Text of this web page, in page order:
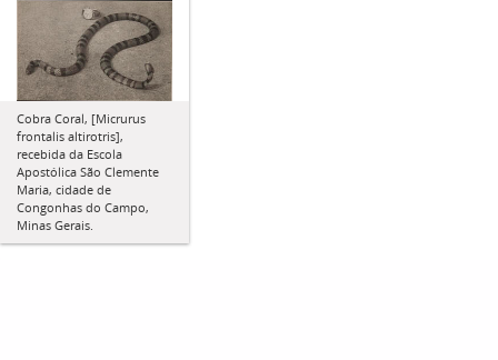
Cobra Coral, [Micrurus
frontalis altirotris],
recebida da Escola
Apostólica São Clemente
Maria, cidade de
Congonhas do Campo,
Minas Gerais.